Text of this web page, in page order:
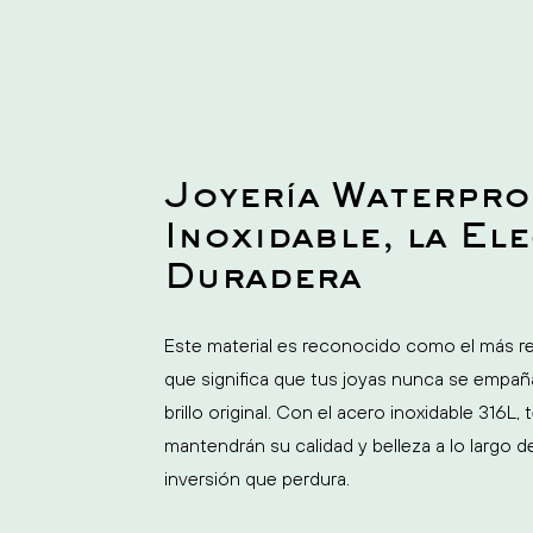
Joyería
Inoxidable, la
Duradera
Este material es reconocido como el más
que significa que tus joyas nunca se
brillo original. Con el acero inoxidable 316L,
mantendrán su calidad y belleza a lo largo
inversión que perdura.